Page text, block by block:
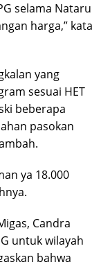
selama Nataru
harga,” kata
yang
sesuai HET
beberapa
pasokan
ya 18.000
Candra
untuk wilayah
bahwa